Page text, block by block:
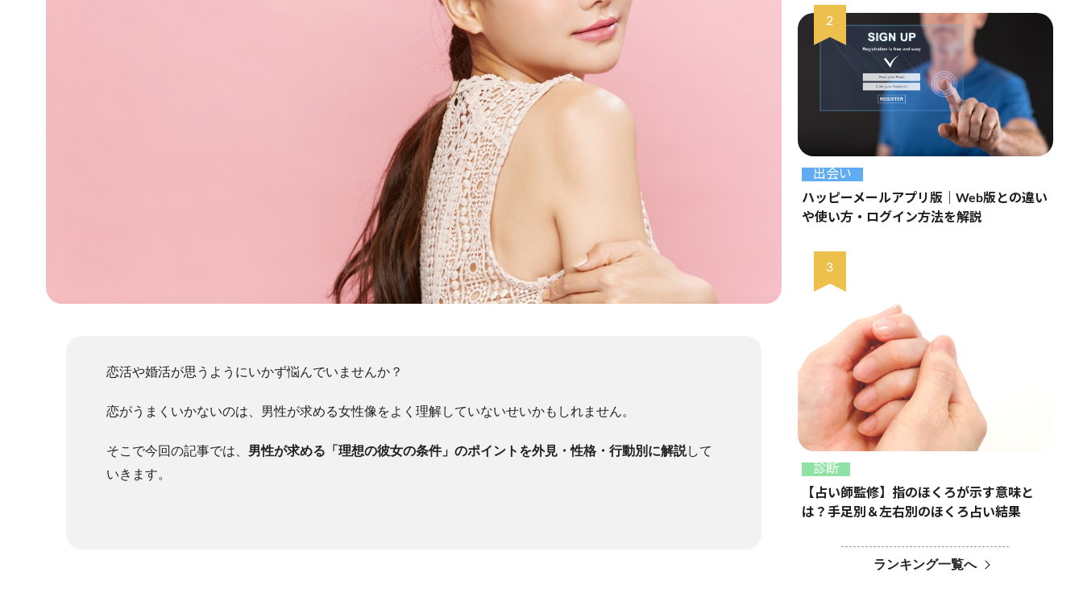
恋活や婚活が思うようにいかず悩んでいませんか？
恋がうまくいかないのは、男性が求める女性像をよく理解していないせいかもしれません。
そこで今回の記事では、 男性が求める「理想の彼女の条件」のポイントを外見・性格・行動別に解説して
いきます。
出会い
ハッピーメールアプリ版｜Web版との違い
や使い方・ログイン方法を解説
診断
【占い師監修】指のほくろが示す意味と
は？手足別＆左右別のほくろ占い結果
ランキング一覧へ